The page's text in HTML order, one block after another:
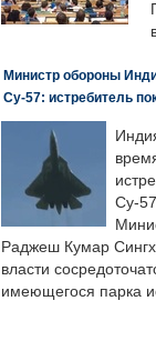
Министр обороны
Су-57: истребитель
Су-
Раджеш Кумар
власти
имеющегося парка